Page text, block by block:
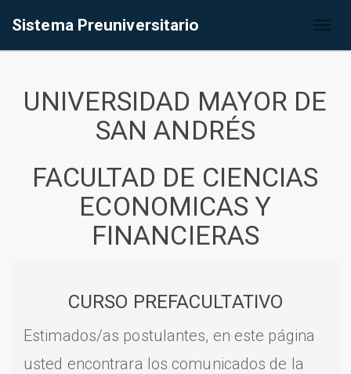
Sistema Preuniversitario
UNIVERSIDAD MAYOR DE
SAN ANDRÉS
FACULTAD DE CIENCIAS
ECONOMICAS Y
FINANCIERAS
CURSO PREFACULTATIVO
Estimados/as postulantes, en este página
usted encontrara los comunicados de la